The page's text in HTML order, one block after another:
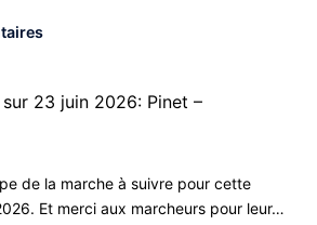
sur 23 juin 2026: Pinet –
de la marche à suivre pour cette
Et merci aux marcheurs pour leur…